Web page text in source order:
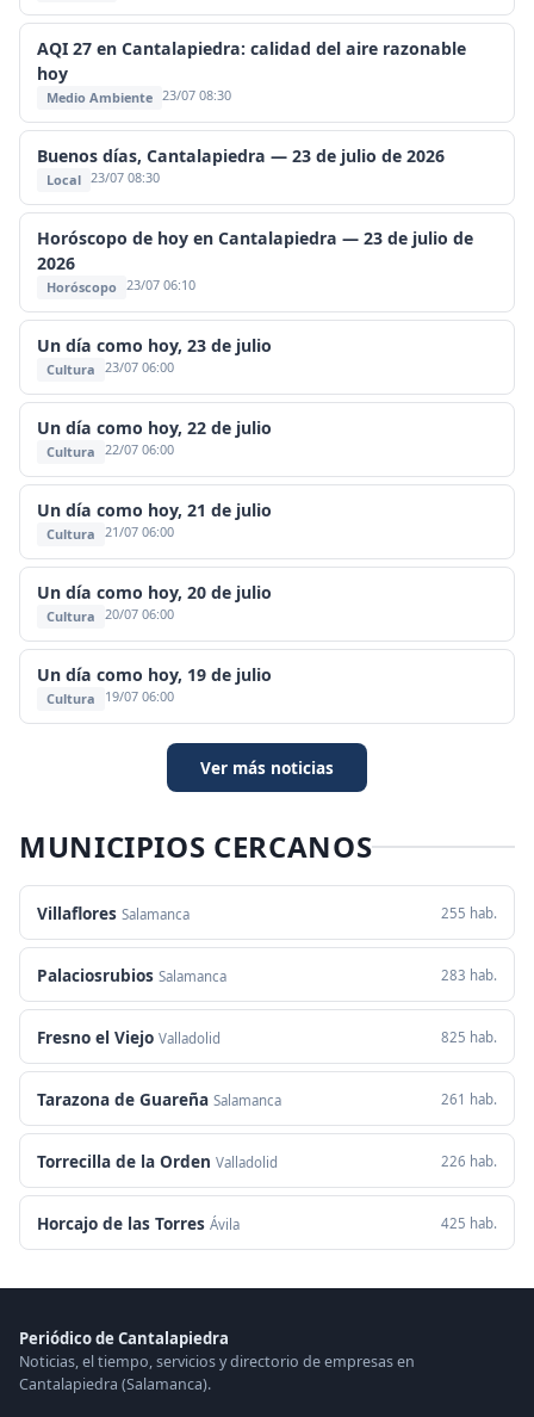
AQI 27 en Cantalapiedra: calidad del aire razonable
hoy
Medio Ambiente 23/07 08:30
Buenos días, Cantalapiedra — 23 de julio de 2026
Local 23/07 08:30
Horóscopo de hoy en Cantalapiedra — 23 de julio de
2026
Horóscopo 23/07 06:10
Un día como hoy, 23 de julio
Cultura 23/07 06:00
Un día como hoy, 22 de julio
Cultura 22/07 06:00
Un día como hoy, 21 de julio
Cultura 21/07 06:00
Un día como hoy, 20 de julio
Cultura 20/07 06:00
Un día como hoy, 19 de julio
Cultura 19/07 06:00
Ver más noticias
MUNICIPIOS CERCANOS
Villaflores Salamanca 255 hab.
Palaciosrubios Salamanca 283 hab.
Fresno el Viejo Valladolid 825 hab.
Tarazona de Guareña Salamanca 261 hab.
Torrecilla de la Orden Valladolid 226 hab.
Horcajo de las Torres Ávila 425 hab.
Periódico de Cantalapiedra
Noticias, el tiempo, servicios y directorio de empresas en
Cantalapiedra (Salamanca).